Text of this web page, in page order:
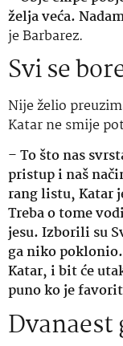
želja veća.
je Barbarez.
Svi se
Nije želio
Katar ne smije
–To što nas
pristup i naš
rang listu, Katar
Treba o tome
jesu. Izborili su
ga niko
Katar, i bit će
puno ko je favorit
Dvanaest